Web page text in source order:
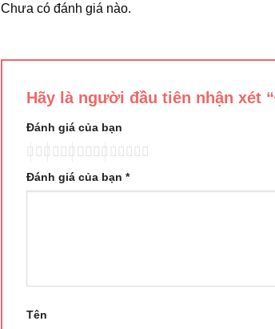
Chưa có đánh giá nào.
Hãy là người đầu tiên nhận xét
Đánh giá của bạn
Đánh giá của bạn *
Tên